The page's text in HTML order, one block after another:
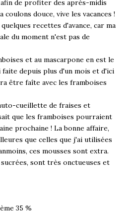
de profiter des après-midis
coulons douce, vive les vacances !
recettes d'avance, car ma
du moment n'est pas de
et au mascarpone en est le
faite depuis plus d'un mois et d'ici
être faîte avec les framboises
cueillette de fraises et
que les framboises pourraient
prochaine ! La bonne affaire,
que celles que j'ai utilisées
ces mousses sont extra.
sont très onctueuses et
35 %